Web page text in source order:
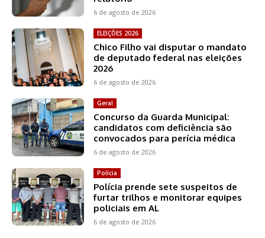
6 de agosto de 2026
ELEIÇÕES 2026
Chico Filho vai disputar o mandato
de deputado federal nas eleições
2026
6 de agosto de 2026
Geral
Concurso da Guarda Municipal:
candidatos com deficiência são
convocados para perícia médica
6 de agosto de 2026
Polícia
Polícia prende sete suspeitos de
furtar trilhos e monitorar equipes
policiais em AL
6 de agosto de 2026